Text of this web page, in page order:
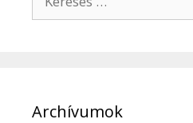
Archívumok